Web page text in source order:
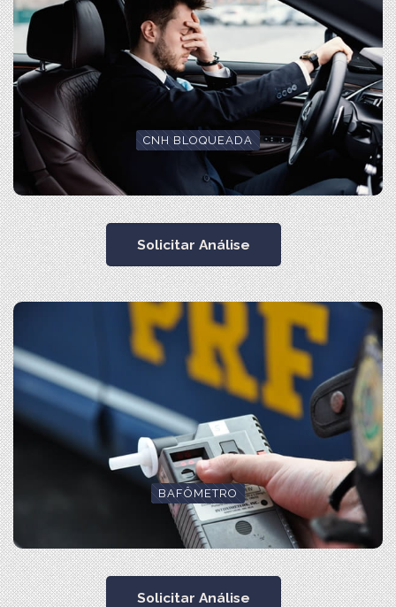
CNH BLOQUEADA
Solicitar Análise
BAFÔMETRO
Solicitar Análise